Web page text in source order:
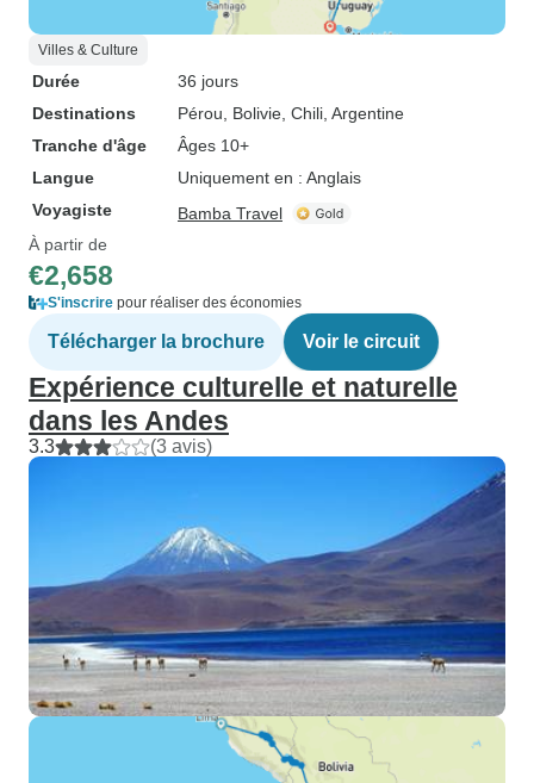
Villes & Culture
Durée
36 jours
Destinations
Pérou , Bolivie , Chili , Argentine
Tranche d'âge
Âges 10+
Langue
Uniquement en : Anglais
Voyagiste
Bamba Travel
À partir de
€2,658
S'inscrire pour réaliser des économies
Télécharger la brochure Voir le circuit
Expérience culturelle et naturelle
dans les Andes
3.3 (3 avis)